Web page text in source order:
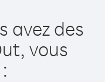
avez des
vous